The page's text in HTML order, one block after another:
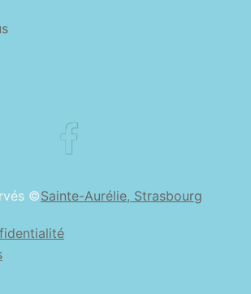
©Sainte-Aurélie, Strasbourg